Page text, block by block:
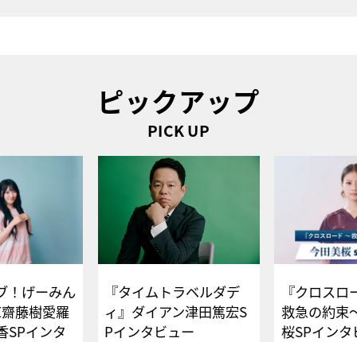
ピックアップ
PICK UP
！げーみん
藤樹愛羅
SPインタ
『タイムトラベルダデ
ィ』ダイアン津田篤宏S
Pインタビュー
『クロス
救急の約束
桜SPイ